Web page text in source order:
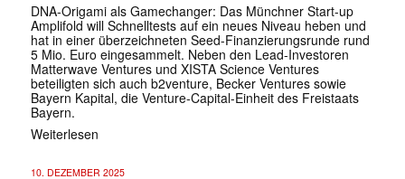
DNA-Origami als Gamechanger: Das Münchner Start-up
Amplifold will Schnelltests auf ein neues Niveau heben und
hat in einer überzeichneten Seed-Finanzierungsrunde rund
5 Mio. Euro eingesammelt. Neben den Lead-Investoren
Matterwave Ventures und XISTA Science Ventures
beteiligten sich auch b2venture, Becker Ventures sowie
Bayern Kapital, die Venture-Capital-Einheit des Freistaats
Bayern.
Weiterlesen
10. DEZEMBER 2025